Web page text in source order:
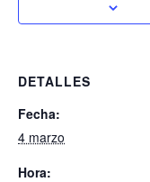
DETALLES
Fecha:
4 marzo
Hora: